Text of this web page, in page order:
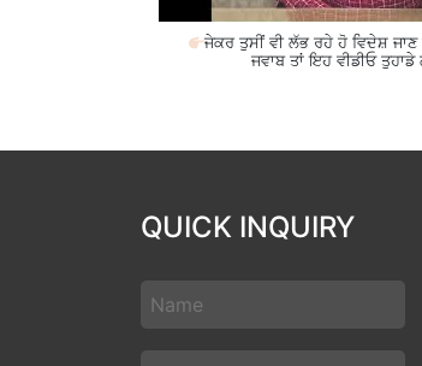
ਜੇਕਰ ਤੁਸੀਂ ਵੀ ਲੱਭ ਰਹੇ ਹੋ ਵਿਦੇਸ਼
ਜਵਾਬ ਤਾਂ ਇਹ ਵੀਡੀਓ
QUICK INQUIRY